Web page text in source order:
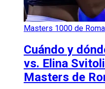
Masters 1000 de Roma
Cuándo y
vs. Elina
Masters de